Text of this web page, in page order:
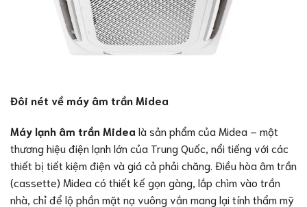
Đôi nét về máy âm trần Midea
Máy lạnh âm trần Midea là sản phẩm của Midea – một
thương hiệu điện lạnh lớn của Trung Quốc, nổi tiếng với các
thiết bị tiết kiệm điện và giá cả phải chăng. Điều hòa âm trần
(cassette) Midea có thiết kế gọn gàng, lắp chìm vào trần
nhà, chỉ để lộ phần mặt nạ vuông vắn mang lại tính thẩm mỹ